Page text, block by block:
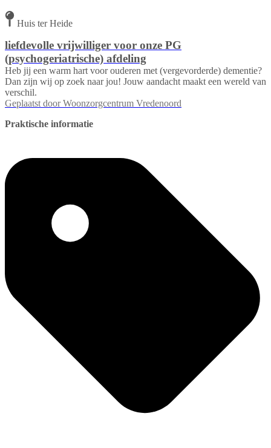
Huis ter Heide
liefdevolle vrijwilliger voor onze PG
(psychogeriatrische) afdeling
Heb jij een warm hart voor ouderen met (vergevorderde) dementie?
Dan zijn wij op zoek naar jou! Jouw aandacht maakt een wereld van
verschil.
Geplaatst door Woonzorgcentrum Vredenoord
Praktische informatie